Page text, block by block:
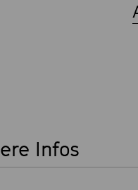
Wesen
– alles
Infos